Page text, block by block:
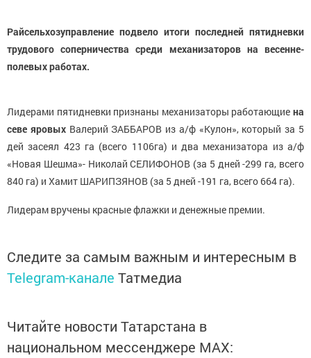
Райсельхозуправление подвело итоги последней пятидневки
трудового соперничества среди механизаторов на весенне-
полевых работах.
Лидерами пятидневки признаны механизаторы работающие на
севе яровыхВалерий ЗАББАРОВ из а/ф «Кулон», который за 5
дей засеял 423 га (всего 1106га) и два механизатора из а/ф
«Новая Шешма»- Николай СЕЛИФОНОВ (за 5 дней -299 га, всего
840 га) и Хамит ШАРИПЗЯНОВ (за 5 дней -191 га, всего 664 га).
Лидерам вручены красные флажки и денежные премии.
Следите за самым важным и интересным в
Telegram-канале Татмедиа
Читайте новости Татарстана в
национальном мессенджере MАХ: